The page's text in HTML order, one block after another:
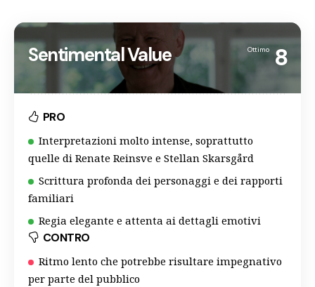
Sentimental Value Ottimo 8
PRO
Interpretazioni molto intense, soprattutto
quelle di Renate Reinsve e Stellan Skarsgård
Scrittura profonda dei personaggi e dei rapporti
familiari
Regia elegante e attenta ai dettagli emotivi
CONTRO
Ritmo lento che potrebbe risultare impegnativo
per parte del pubblico